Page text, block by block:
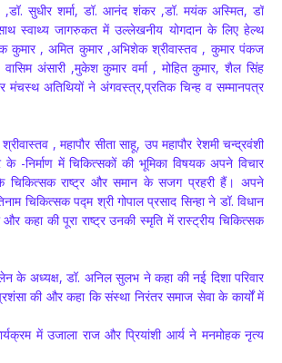
,डॉ. सुधीर शर्मा, डॉ. आनंद शंकर ,डॉ. मयंक अस्मित, डॉ
स्वाथ्य जागरुकत में उल्लेखनीय योगदान के लिए हेल्थ
कुमार , अमित कुमार ,अभिशेक श्रीवास्तव , कुमार पंकज
वासिम अंसारी ,मुकेश कुमार वर्मा , मोहित कुमार, शैल सिंह
मंचस्थ अतिथियों ने अंगवस्त्र,प्रतिक चिन्ह व सम्मानपत्र
, महापौर सीता साहू, उप महापौर रेशमी चन्द्रवंशी
-निर्माण में चिकित्सकों की भूमिका विषयक अपने विचार
चिकित्सक राष्ट्र और समान के सजग प्रहरी हैं। अपने
चिकित्सक पद्म श्री गोपाल प्रसाद सिन्हा ने डॉ. विधान
कहा की पूरा राष्ट्र उनकी स्मृति में रास्ट्रीय चिकित्सक
के अध्यक्ष, डॉ. अनिल सुलभ ने कहा की नई दिशा परिवार
की और कहा कि संस्था निरंतर समाज सेवा के कार्यों में
में उजाला राज और प्रियांशी आर्य ने मनमोहक नृत्य